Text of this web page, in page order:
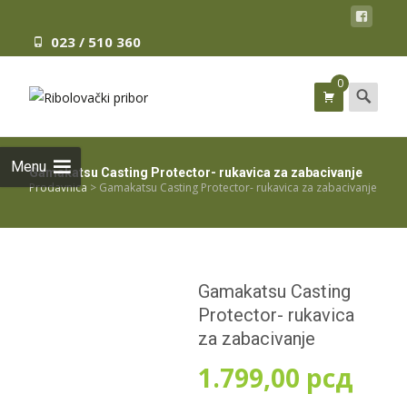
023 / 510 360
Menu
0 Search
for:
Gamakatsu Casting Protector- rukavica za zabacivanje
Prodavnica > Gamakatsu Casting Protector- rukavica za zabacivanje
Gamakatsu Casting
Protector- rukavica
za zabacivanje
1.799,00 рсд